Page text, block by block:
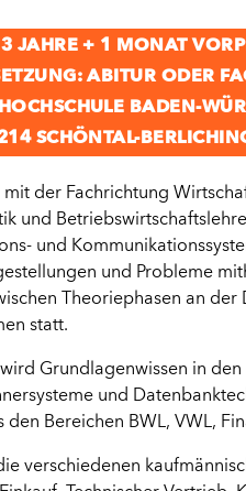
JAHRE + 1 MONAT
ABITUR ODER
BADEN-
SCHÖNTAL-
der Fachrichtung
und
und
und Probleme
Theoriephasen an
statt.
Grundlagenwissen in
und
den Bereichen BWL, VWL,
verschiedenen